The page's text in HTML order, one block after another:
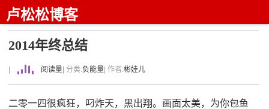
卢松松博客
2014年终总结
阅读量 | 分类:负能量 | 作者:彬娃儿
二零一四很疯狂，叼炸天，黑出翔。画面太美，为你包鱼